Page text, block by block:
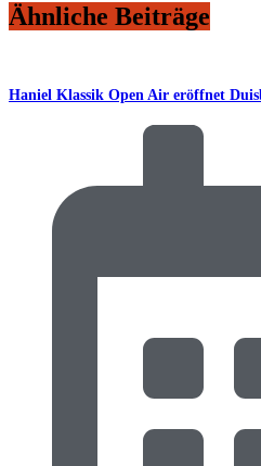
Ähnliche Beiträge
Haniel Klassik Open Air eröffnet